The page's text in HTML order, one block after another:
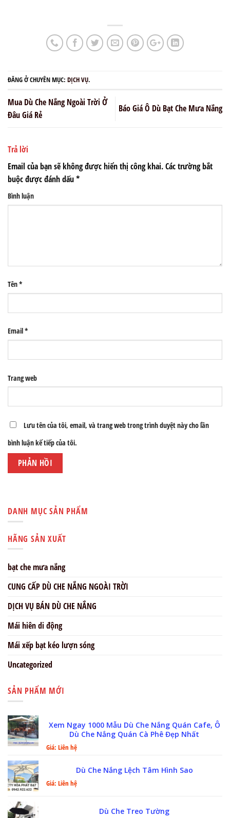
ĐĂNG Ở CHUYÊN MỤC: DỊCH VỤ.
Mua Dù Che Nắng Ngoài Trời Ở
Đâu Giá Rẻ
Báo Giá Ô Dù Bạt Che Mưa Nắng
Trả lời
Email của bạn sẽ không được hiển thị công khai.Các trường bắt
buộc được đánh dấu*
Bình luận
Tên*
Email*
Trang web
Lưu tên của tôi, email, và trang web trong trình duyệt này cho lần
bình luận kế tiếp của tôi.
DANH MỤC SẢN PHẨM
HÃNG SẢN XUẤT
bạt che mưa nắng
CUNG CẤP DÙ CHE NẮNG NGOÀI TRỜI
DỊCH VỤ BÁN DÙ CHE NẮNG
Mái hiên di động
Mái xếp bạt kéo lượn sóng
Uncategorized
SẢN PHẨM MỚI
Xem Ngay 1000 Mẫu Dù Che Nắng Quán Cafe, Ô
Dù Che Nắng Quán Cà Phê Đẹp Nhất
Giá: Liên hệ
Dù Che Nắng Lệch Tâm Hình Sao
Giá: Liên hệ
Dù Che Treo Tường